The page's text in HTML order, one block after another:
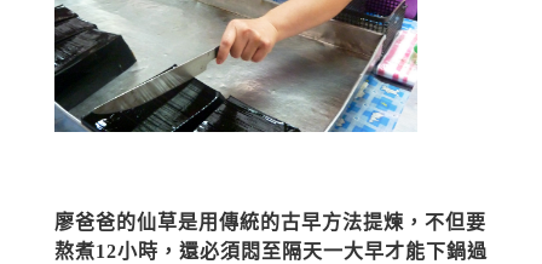
廖爸爸的仙草是用傳統的古早方法提煉，不但要
熬煮12小時，還必須悶至隔天一大早才能下鍋過